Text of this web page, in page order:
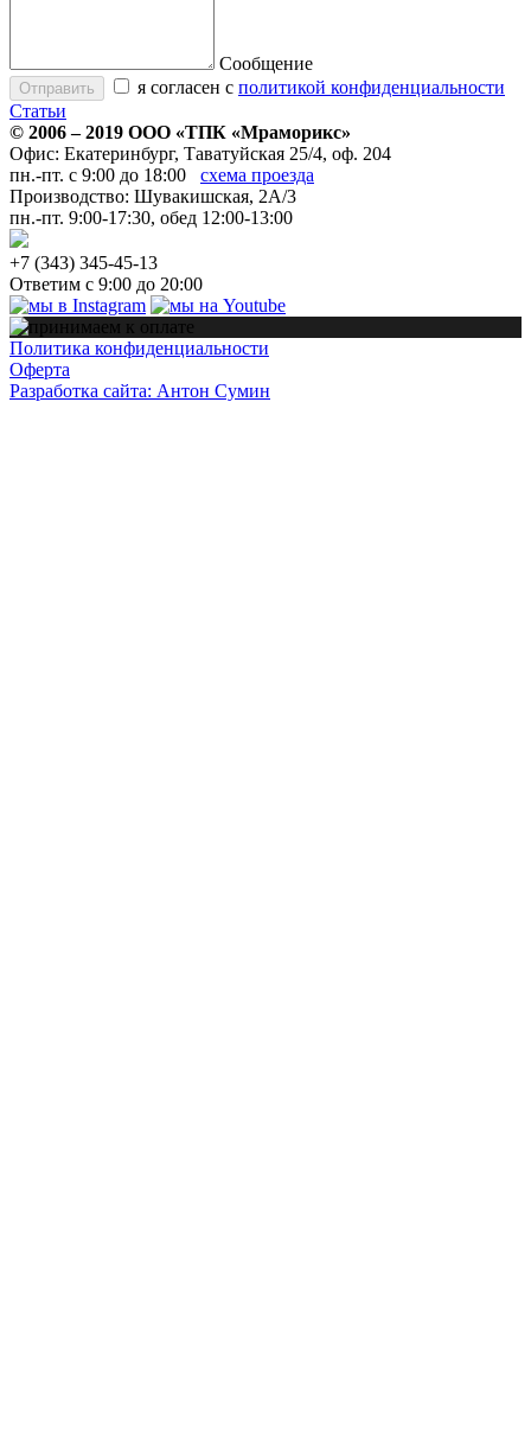
Сообщение
я согласен с политикой конфиденциальности
Статьи
© 2006 – 2019 ООО «ТПК «Мраморикс»
Офис: Екатеринбург, Таватуйская 25/4, оф. 204
пн.-пт. с 9:00 до 18:00 схема проезда
Производство: Шувакишская, 2А/3
пн.-пт. 9:00-17:30, обед 12:00-13:00
+7 (343) 345-45-13
Ответим с 9:00 до 20:00
Политика конфиденциальности
Оферта
Разработка сайта: Антон Сумин